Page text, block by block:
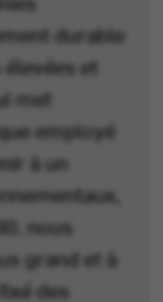
durable
et
met
employé
à un
nous
grand et à
des